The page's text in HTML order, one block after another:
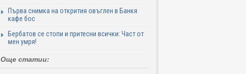
Първа снимка на открития овъглен в Банкя
кафе бос
Бербатов се стопи и притесни всички: Част от
мен умря!
Още статии: